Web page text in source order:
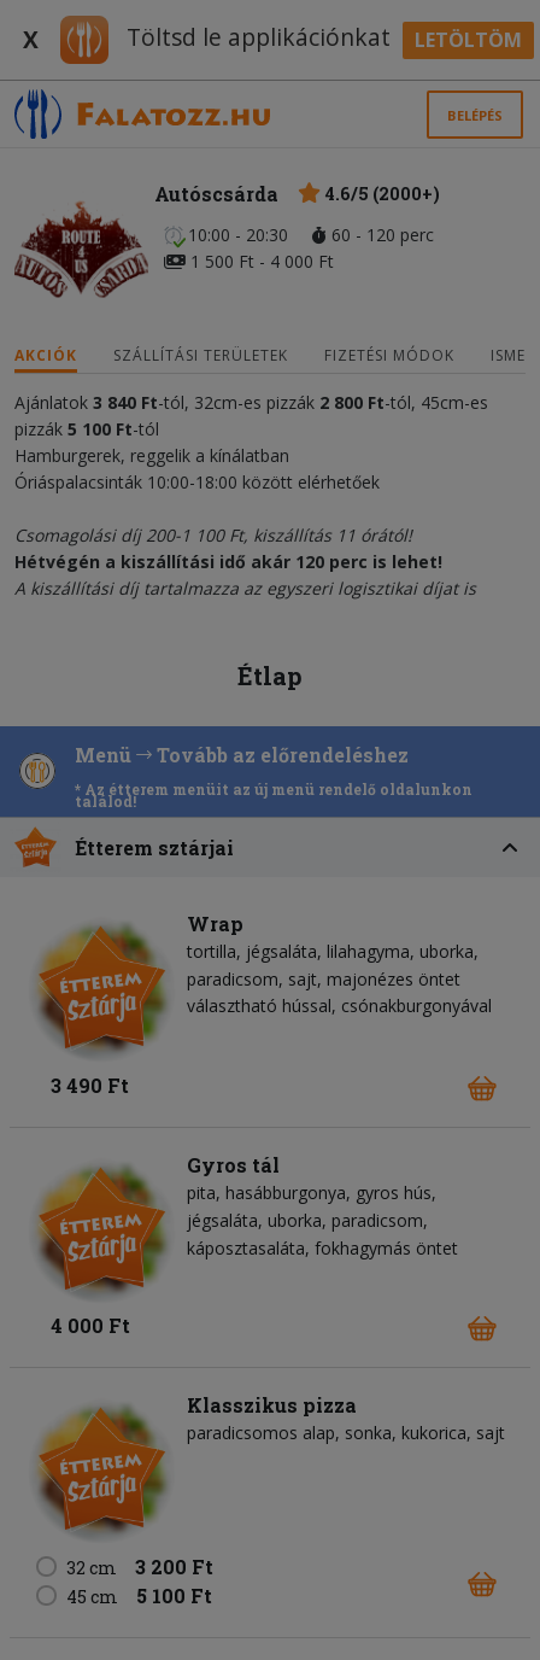
X Töltsd le applikációnkat LETÖLTÖM
BELÉPÉS
Autóscsárda
4.6/5 (2000+)
10:00 - 20:30
60 - 120 perc
1 500 Ft - 4 000 Ft
AKCIÓK SZÁLLÍTÁSI TERÜLETEK FIZETÉSI MÓDOK
Ajánlatok 3 840 Ft-tól, 32cm-es pizzák 2 800 Ft-tól, 45cm-es
pizzák 5 100 Ft-tól
Hamburgerek, reggelik a kínálatban
Óriáspalacsinták 10:00-18:00 között elérhetőek
Csomagolási díj 200-1 100 Ft, kiszállítás 11 órától!
Hétvégén a kiszállítási idő akár 120 perc is lehet!
A kiszállítási díj tartalmazza az egyszeri logisztikai díjat is
Étlap
Menü Tovább az előrendeléshez
* Az étterem menüit az új menü rendelő oldalunkon
találod!
Étterem sztárjai
Wrap
tortilla jégsaláta lilahagyma uborka
paradicsom sajt majonézes öntet
választható hússal, csónakburgonyával
3 490 Ft
Gyros tál
pita hasábburgonya gyros hús
jégsaláta uborka paradicsom
káposztasaláta fokhagymás öntet
4 000 Ft
Klasszikus pizza
paradicsomos alap sonka kukorica sajt
32 cm 3 200 Ft
45 cm 5 100 Ft